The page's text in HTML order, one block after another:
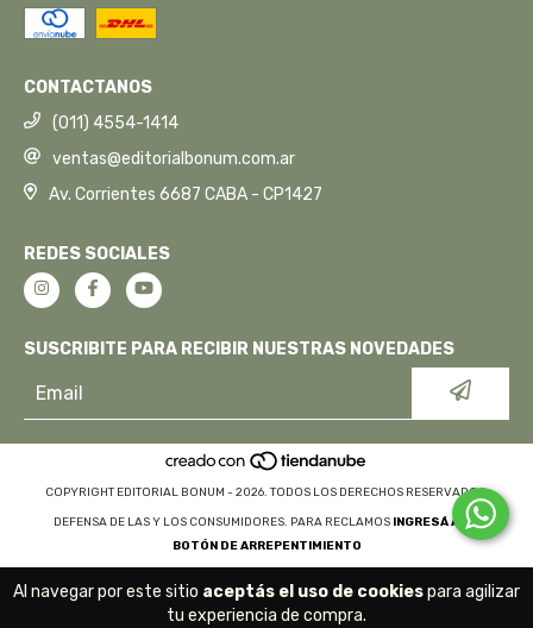
Al navegar por este sitio aceptás el uso de cookiespara agilizar
tu experiencia de compra.
CONTACTANOS
(011) 4554-1414
ventas@editorialbonum.com.ar
Av. Corrientes 6687 CABA - CP1427
REDES SOCIALES
SUSCRIBITE PARA RECIBIR NUESTRAS NOVEDADES
COPYRIGHT EDITORIAL BONUM - 2026. TODOS LOS DERECHOS RESERVADOS.
DEFENSA DE LAS Y LOS CONSUMIDORES. PARA RECLAMOS INGRESÁ ACÁ.
BOTÓN DE ARREPENTIMIENTO